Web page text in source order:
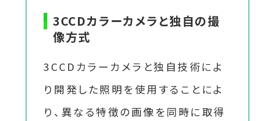
3CCDカラーカメラと独自の撮
像方式
3CCDカラーカメラと独自技術によ
り開発した照明を使用することによ
り、異なる特徴の画像を同時に取得